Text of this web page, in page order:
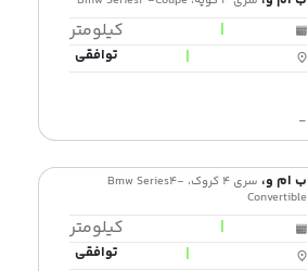
|
کیلومتر
|
توافقی
-
ب ام و،
سری 4 کروک، Bmw Series4-
Convertible
|
کیلومتر
|
توافقی